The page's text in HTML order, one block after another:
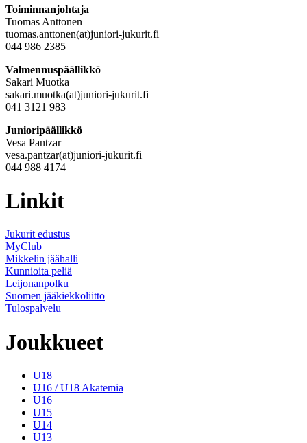
Toiminnanjohtaja
Tuomas Anttonen
tuomas.anttonen(at)juniori-jukurit.fi
044 986 2385
Valmennuspäällikkö
Sakari Muotka
sakari.muotka(at)juniori-jukurit.fi
041 3121 983
Junioripäällikkö
Vesa Pantzar
vesa.pantzar(at)juniori-jukurit.fi
044 988 4174
Linkit
Jukurit edustus
MyClub
Mikkelin jäähalli
Kunnioita peliä
Leijonanpolku
Suomen jääkiekkoliitto
Tulospalvelu
Joukkueet
U18
U16 / U18 Akatemia
U16
U15
U14
U13